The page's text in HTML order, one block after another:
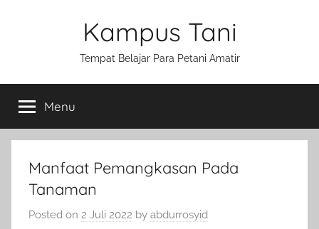
Kampus Tani
Tempat Belajar Para Petani Amatir
Menu
Manfaat Pemangkasan Pada
Tanaman
Posted on 2 Juli 2022 by abdurrosyid